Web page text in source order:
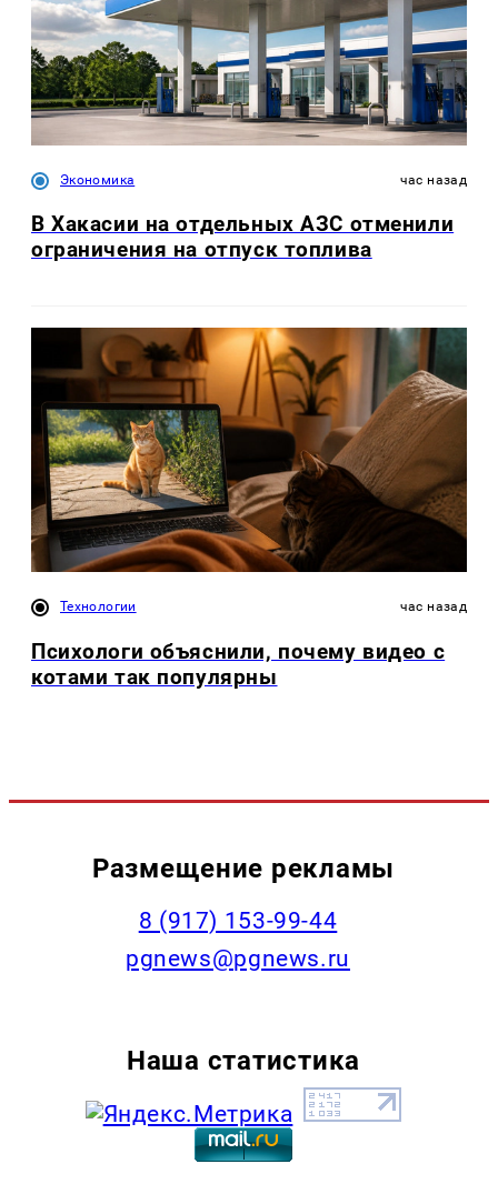
Экономика час назад
В Хакасии на отдельных АЗС отменили
ограничения на отпуск топлива
Технологии час назад
Психологи объяснили, почему видео с
котами так популярны
Размещение рекламы
‭8 (917) 153-99-44
pgnews@pgnews.ru
Наша статистика